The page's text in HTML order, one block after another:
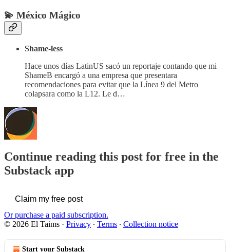
💫 México Mágico
Shame-less
Hace unos días LatinUS sacó un reportaje contando que mi
ShameB encargó a una empresa que presentara
recomendaciones para evitar que la Línea 9 del Metro
colapsara como la L12. Le d…
Continue reading this post for free in the
Substack app
Claim my free post
Or purchase a paid subscription.
© 2026 El Taims · Privacy ∙ Terms ∙ Collection notice
Start your Substack